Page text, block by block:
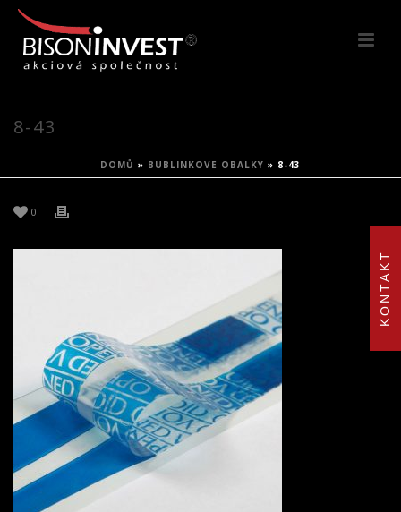
KONTAKT
8-43
DOMŮ » BUBLINKOVE OBALKY » 8-43
0